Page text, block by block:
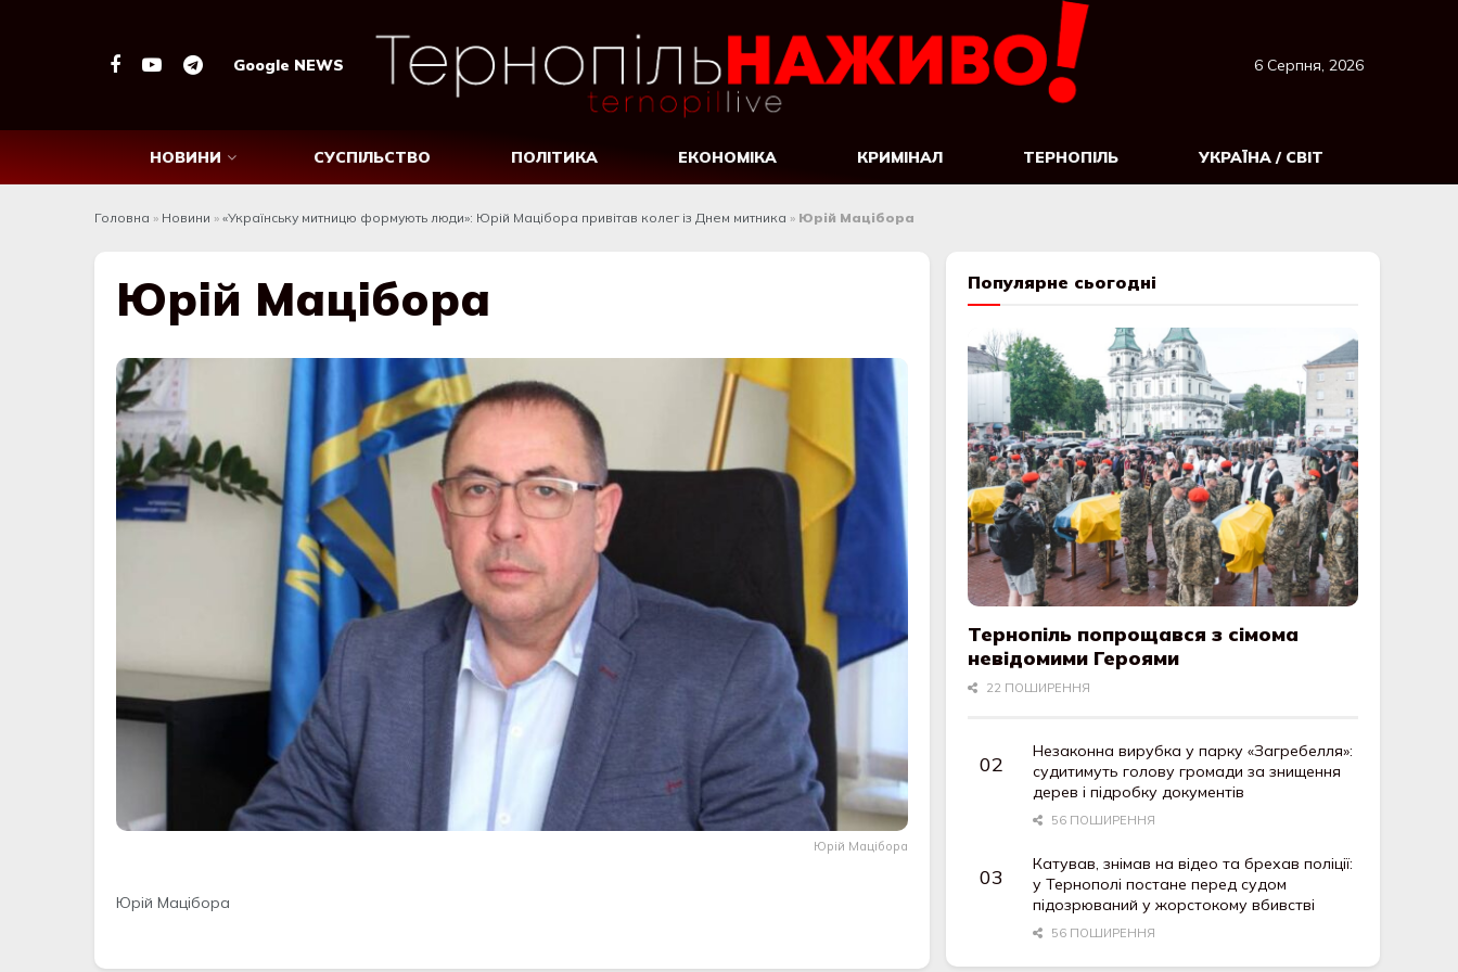
Google NEWS 6 Серпня, 2026
НОВИНИ СУСПІЛЬСТВО ПОЛІТИКА ЕКОНОМІКА КРИМІНАЛ ТЕРНОПІЛЬ УКРАЇНА / СВІТ
Головна » Новини » «Українську митницю формують люди»: Юрій Мацібора привітав колег із Днем митника » Юрій Мацібора
Юрій Мацібора
Юрій Мацібора
Юрій Мацібора
Популярне сьогодні
Тернопіль попрощався з сімома
невідомими Героями
22 ПОШИРЕННЯ
Незаконна вирубка у парку «Загребелля»:
судитимуть голову громади за знищення
дерев і підробку документів
56 ПОШИРЕННЯ
Катував, знімав на відео та брехав поліції:
у Тернополі постане перед судом
підозрюваний у жорстокому вбивстві
56 ПОШИРЕННЯ